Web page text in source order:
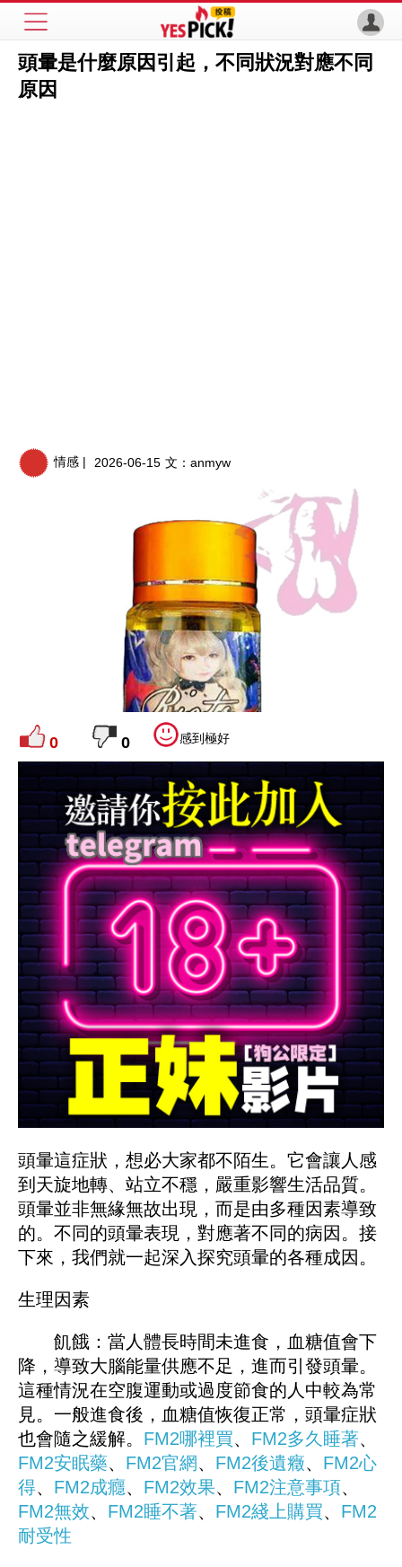
頭暈是什麼原因引起，不同狀況對應不同
原因
情感 | 2026-06-15 文： anmyw
0 0 感到極好
頭暈這症狀，想必大家都不陌生。它會讓人感
到天旋地轉、站立不穩，嚴重影響生活品質。
頭暈並非無緣無故出現，而是由多種因素導致
的。不同的頭暈表現，對應著不同的病因。接
下來，我們就一起深入探究頭暈的各種成因。
生理因素
飢餓：當人體長時間未進食，血糖值會下
降，導致大腦能量供應不足，進而引發頭暈。
這種情況在空腹運動或過度節食的人中較為常
見。一般進食後，血糖值恢復正常，頭暈症狀
也會隨之緩解。 FM2哪裡買、 FM2多久睡著、
FM2安眠藥、 FM2官網、 FM2後遺癥、 FM2心
得、 FM2成癮、 FM2效果、 FM2注意事項、
FM2無效、 FM2睡不著、 FM2綫上購買、 FM2
耐受性